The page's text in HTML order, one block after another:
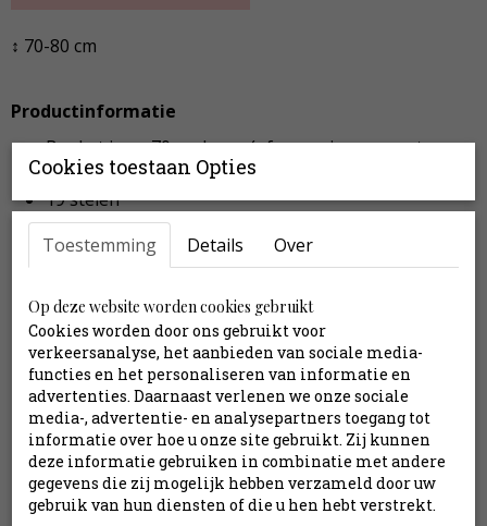
↕ 70-80 cm
Productinformatie
Boeket is ca. 70 cm hoog (of naar eigen wens te
bepalen)
19 stelen
Exclusief vaas
Inclusief stylingtips en verzendkosten
Inhoud:
Anthurium roze
Bolchrysant roze
Freesia lila
Freesia wit
Gerbera groen
Gerbera wit
Gipskruid wit
Cookies toestaan Opties
Toestemming Details Over
Op deze website worden cookies gebruikt
Cookies worden door ons gebruikt voor
verkeersanalyse, het aanbieden van sociale media-
functies en het personaliseren van informatie en
advertenties. Daarnaast verlenen we onze sociale
media-, advertentie- en analysepartners toegang tot
informatie over hoe u onze site gebruikt. Zij kunnen
deze informatie gebruiken in combinatie met andere
gegevens die zij mogelijk hebben verzameld door uw
gebruik van hun diensten of die u hen hebt verstrekt.